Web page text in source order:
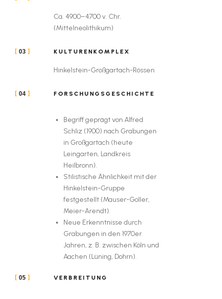
Ca. 4900–4700 v. Chr.
(Mittelneolithikum)
03 KULTURENKOMPLEX
Hinkelstein-Großgartach-Rössen
04 FORSCHUNGSGESCHICHTE
Begriff geprägt von Alfred
Schliz (1900) nach Grabungen
in Großgartach (heute
Leingarten, Landkreis
Heilbronn).
Stilistische Ähnlichkeit mit der
Hinkelstein-Gruppe
festgestellt (Mauser-Goller,
Meier-Arendt).
Neue Erkenntnisse durch
Grabungen in den 1970er
Jahren, z. B. zwischen Köln und
Aachen (Lüning, Dohrn).
05 VERBREITUNG